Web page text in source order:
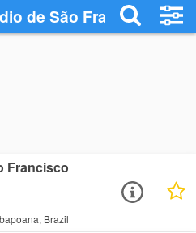
de São Francisco de
Francisco
Brazil